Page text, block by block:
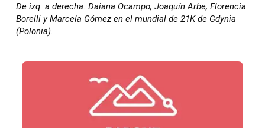
De izq. a derecha: Daiana Ocampo, Joaquín Arbe, Florencia
Borelli y Marcela Gómez en el mundial de 21K de Gdynia
(Polonia).